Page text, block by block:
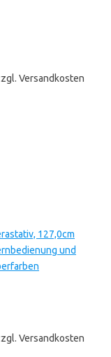
Versandkosten
127,0cm
und
Versandkosten